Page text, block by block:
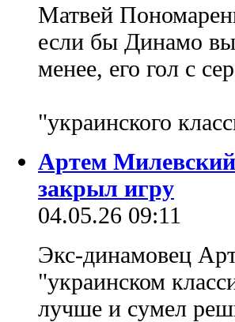
Матвей
если бы Динамо
менее, его гол с
"украинского
Артем
закрыл игру
04.05.26 09:11
Экс-динамовец
"украинском
лучше и сумел